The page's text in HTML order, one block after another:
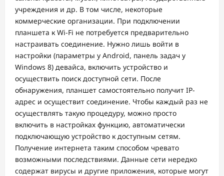
учреждения и др. В том числе, некоторые
коммерческие организации. При подключении
планшета к Wi-Fi не потребуется предварительно
настраивать соединение. Нужно лишь войти в
настройки (параметры у Android, панель задач у
Windows 8) девайса, включить устройство и
осуществить поиск доступной сети. После
обнаружения, планшет самостоятельно получит IP-
адрес и осуществит соединение. Чтобы каждый раз не
осуществлять такую процедуру, можно просто
включить в настройках функцию, автоматически
подключающую устройство к доступным сетям.
Получение интернета таким способом чревато
возможными последствиями. Данные сети нередко
содержат вирусы и другие приложения, которые могут